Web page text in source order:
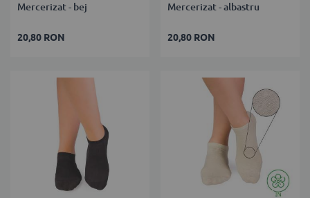
Mercerizat - bej
20,80 RON
Mercerizat - albastru
20,80 RON